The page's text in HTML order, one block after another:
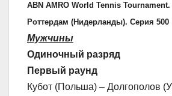
ABN AMRO World Tennis Tournament.
Роттердам (Нидерланды). Серия 500
Мужчины
Одиночный разряд
Первый раунд
Кубот (Польша) – Долгополов